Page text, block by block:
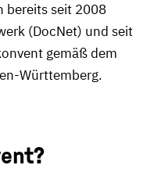
bereits seit 2008
(DocNet) und seit
gemäß dem
Württemberg.